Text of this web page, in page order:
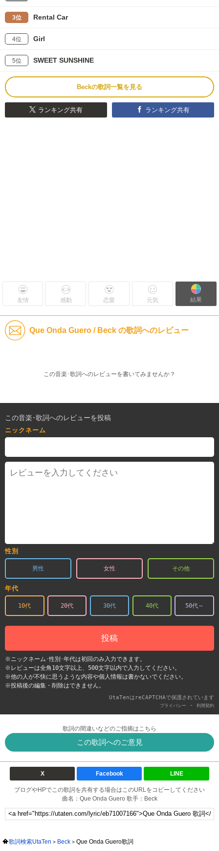
3位 Rental Car
4位 Girl
5位 SWEET SUNSHINE
Beckの歌詞一覧を見る
ランキング共有 ランキング共有
友情 感動 恋愛 元気 結果
Que Onda Guero / Beck の歌詞へのレビュー
この音楽･歌詞へのレビューを書いてみませんか？
この音楽･歌詞へのレビューを投稿
ニックネーム
性別
男性 女性 その他
年代
10代 20代 30代 40代 50代～
投稿
※ニックネーム･性別･年代は初回のみ入力できます。
※レビューは全角10文字以上、500文字以内で入力してください。
※他の人が不快に思うような内容や個人情報は書かないでください。
※投稿後の編集・削除はできません。
UtaTenはreCAPTCHAで保護されています
プライバシー - 利用契約
歌詞の間違いなどのご指摘はこちら
この歌詞へのご意見
X Facebook LINE
ブログやHPでこの歌詞を共有する場合はこのURLをコピーしてください
曲名：Que Onda Guero 歌手：Beck
歌詞検索UtaTen Beck Que Onda Guero歌詞